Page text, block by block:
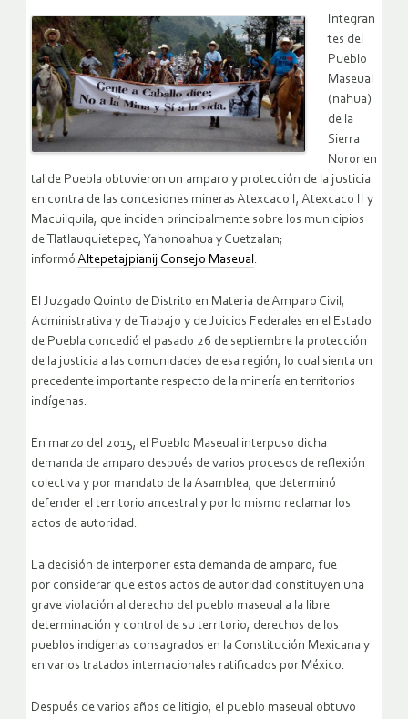
Integran
tes del
Pueblo
Maseual
(nahua)
de la
Sierra
Nororien
tal de Puebla obtuvieron un amparo y protección de la justicia
en contra de las concesiones mineras Atexcaco I, Atexcaco II y
Macuilquila, que inciden principalmente sobre los municipios
de Tlatlauquietepec, Yahonoahua y Cuetzalan;
informó Altepetajpianij Consejo Maseual .
El Juzgado Quinto de Distrito en Materia de Amparo Civil,
Administrativa y de Trabajo y de Juicios Federales en el Estado
de Puebla concedió el pasado 26 de septiembre la protección
de la justicia a las comunidades de esa región, lo cual sienta un
precedente importante respecto de la minería en territorios
indígenas.
En marzo del 2015, el Pueblo Maseual interpuso dicha
demanda de amparo después de varios procesos de reflexión
colectiva y por mandato de la Asamblea, que determinó
defender el territorio ancestral y por lo mismo reclamar los
actos de autoridad.
La decisión de interponer esta demanda de amparo, fue
por considerar que estos actos de autoridad constituyen una
grave violación al derecho del pueblo maseual a la libre
determinación y control de su territorio, derechos de los
pueblos indígenas consagrados en la Constitución Mexicana y
en varios tratados internacionales ratificados por México.
Después de varios años de litigio, el pueblo maseual obtuvo